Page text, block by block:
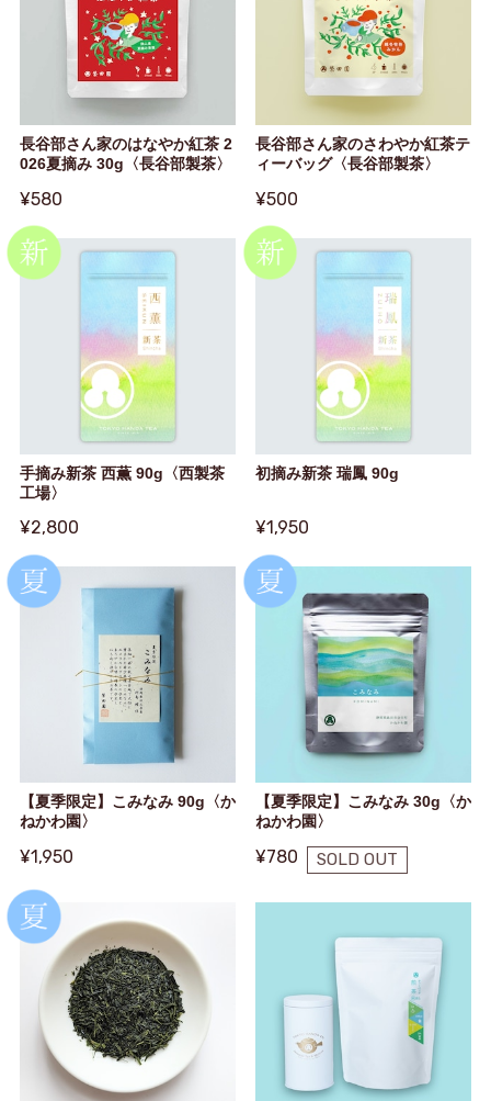
長谷部さん家のはなやか紅茶 2
026夏摘み 30g〈長谷部製茶〉
¥580
長谷部さん家のさわやか紅茶テ
ィーバッグ〈長谷部製茶〉
¥500
手摘み新茶 西薫 90g〈西製茶
工場〉
¥2,800
初摘み新茶 瑞鳳 90g
¥1,950
【夏季限定】こみなみ 90g〈か
ねかわ園〉
¥1,950
【夏季限定】こみなみ 30g〈か
ねかわ園〉
¥780 SOLD OUT